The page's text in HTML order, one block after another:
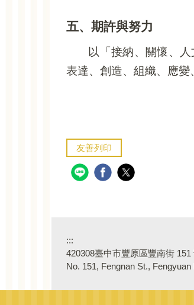
五、期許與努力
以「接納、關懷、
表達、創造、組織、應變
友善列印
:::
420308臺中市豐原區豐南街
No. 151, Fengnan St.,